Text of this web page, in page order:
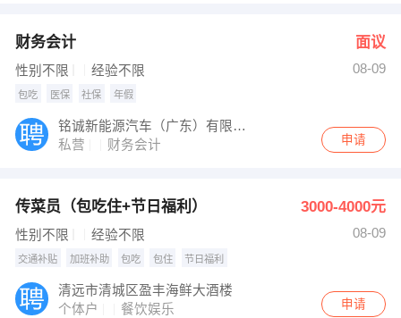
财务会计 面议
性别不限 经验不限 08-09
包吃 医保 社保 年假
铭诚新能源汽车（广东）有限公司
私营
财务会计 申请
传菜员（包吃住+节日福利） 3000-4000元
性别不限 经验不限 08-09
交通补贴 加班补助 包吃 包住 节日福利
清远市清城区盈丰海鲜大酒楼
个体户
餐饮娱乐 申请